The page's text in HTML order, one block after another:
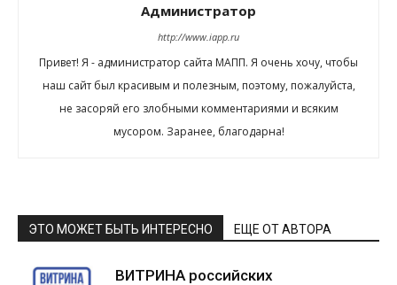
Администратор
http://www.iapp.ru
Привет! Я - администратор сайта МАПП. Я очень хочу, чтобы
наш сайт был красивым и полезным, поэтому, пожалуйста,
не засоряй его злобными комментариями и всяким
мусором. Заранее, благодарна!
ЭТО МОЖЕТ БЫТЬ ИНТЕРЕСНО ЕЩЕ ОТ АВТОРА
ВИТРИНА российских